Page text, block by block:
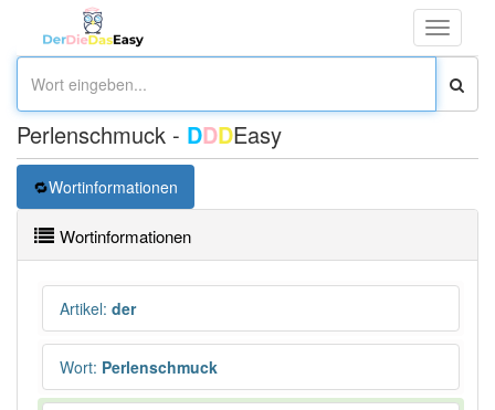
Toggle
Perlenschmuck - DDDEasy
Wortinformationen
Wortinformationen
Artikel: der
Wort: Perlenschmuck